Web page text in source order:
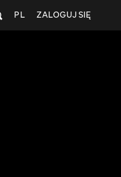
ZALOGUJ SIĘ
PL